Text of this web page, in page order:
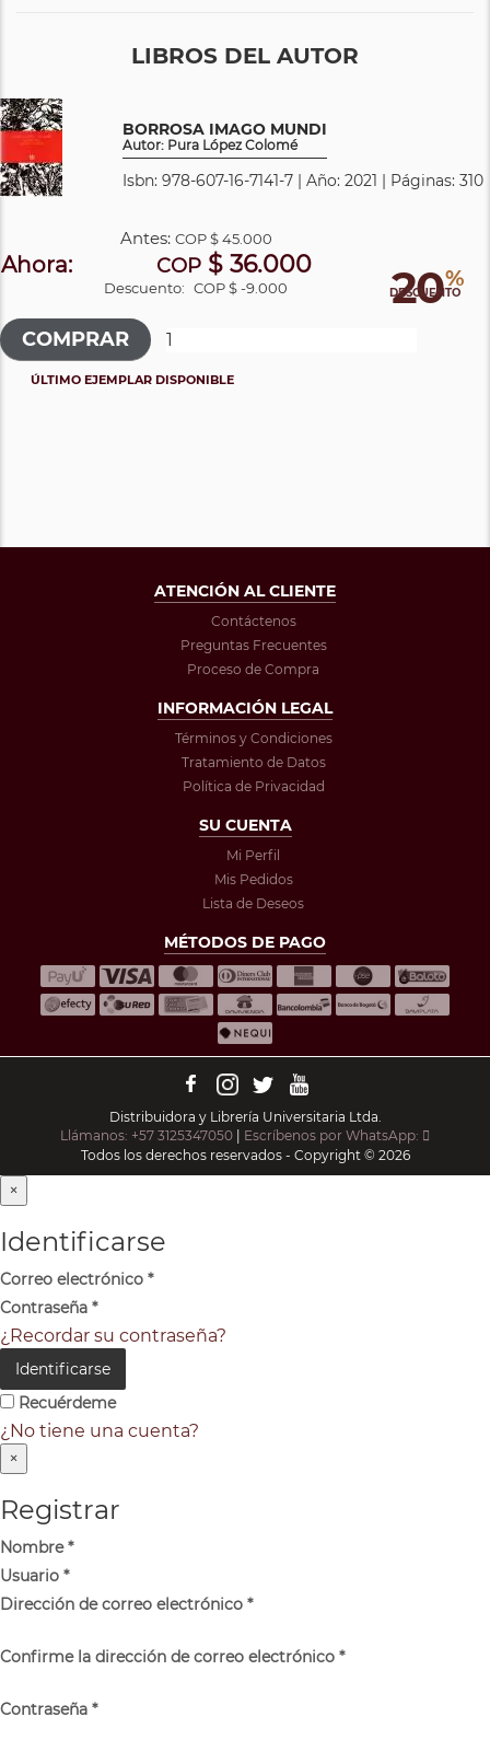
LIBROS DEL AUTOR
BORROSA IMAGO MUNDI
Autor: Pura López Colomé
Isbn: 978-607-16-7141-7 | Año: 2021 | Páginas: 310
20%
DESCUENTO
Antes: COP$ 45.000
Ahora: COP $ 36.000
Descuento: COP $ -9.000
ÚLTIMO EJEMPLAR DISPONIBLE
ATENCIÓN AL CLIENTE
Contáctenos
Preguntas Frecuentes
Proceso de Compra
INFORMACIÓN LEGAL
Términos y Condiciones
Tratamiento de Datos
Política de Privacidad
SU CUENTA
Mi Perfil
Mis Pedidos
Lista de Deseos
MÉTODOS DE PAGO
Distribuidora y Librería Universitaria Ltda.
Llámanos: +57 3125347050 | Escríbenos por WhatsApp:
Todos los derechos reservados - Copyright © 2026
×
Identificarse
Correo electrónico *
Contraseña *
¿Recordar su contraseña?
Identificarse
Recuérdeme
¿No tiene una cuenta?
×
Registrar
Nombre*
Usuario *
Dirección de correo electrónico *
Confirme la dirección de correo electrónico *
Contraseña *